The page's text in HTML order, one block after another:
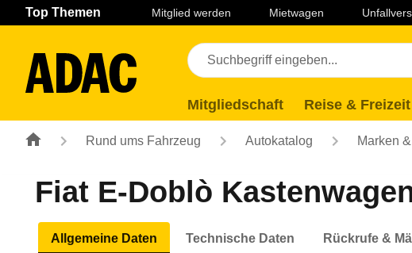
Navigation Seiteninhalt Fußzeile
Top Themen Mitglied werden Mietwagen
Mitgliedschaft Reise & Freizeit
Rund ums Fahrzeug Autokatalog Marken
Fiat E-Doblò
Allgemeine Daten Technische Daten Rückrufe &